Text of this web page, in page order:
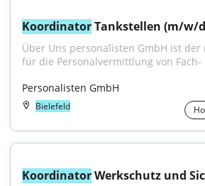
Koordinator Tankstellen (m/w/
Über Uns personalisten GmbH ist der
für die Personalvermittlung von Fach-
Personalisten GmbH
Bielefeld
Koordinator Werkschutz und